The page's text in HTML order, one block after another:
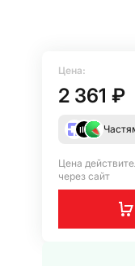
Цена:
2 361 ₽
Цена
через сайт